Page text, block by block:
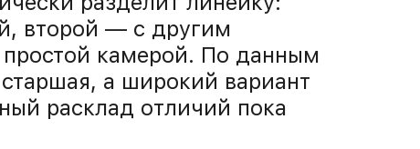
второй — с другим
камерой. По данным
а широкий вариант
расклад отличий пока